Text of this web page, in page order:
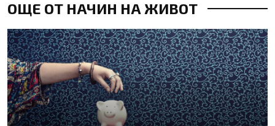
ОЩЕ ОТ НАЧИН НА ЖИВОТ